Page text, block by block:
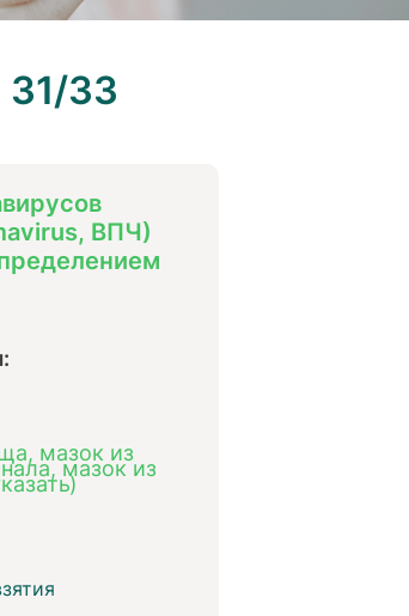
33
ВПЧ)
мазок из
мазок из